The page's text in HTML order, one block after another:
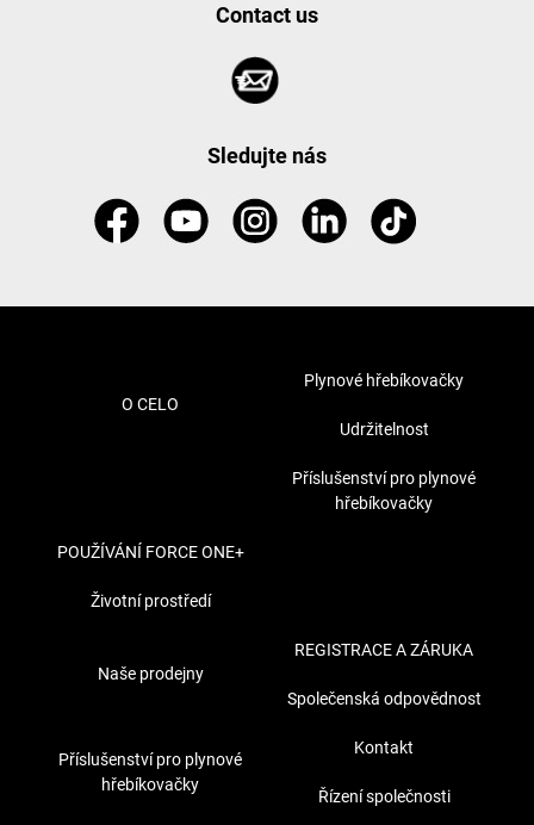
Contact us
Sledujte nás
O CELO
Plynové hřebíkovačky
Udržitelnost
Příslušenství pro plynové
hřebíkovačky
POUŽÍVÁNÍ FORCE ONE+
Životní prostředí
Naše prodejny
REGISTRACE A ZÁRUKA
Společenská odpovědnost
Příslušenství pro plynové
hřebíkovačky
Kontakt
Řízení společnosti